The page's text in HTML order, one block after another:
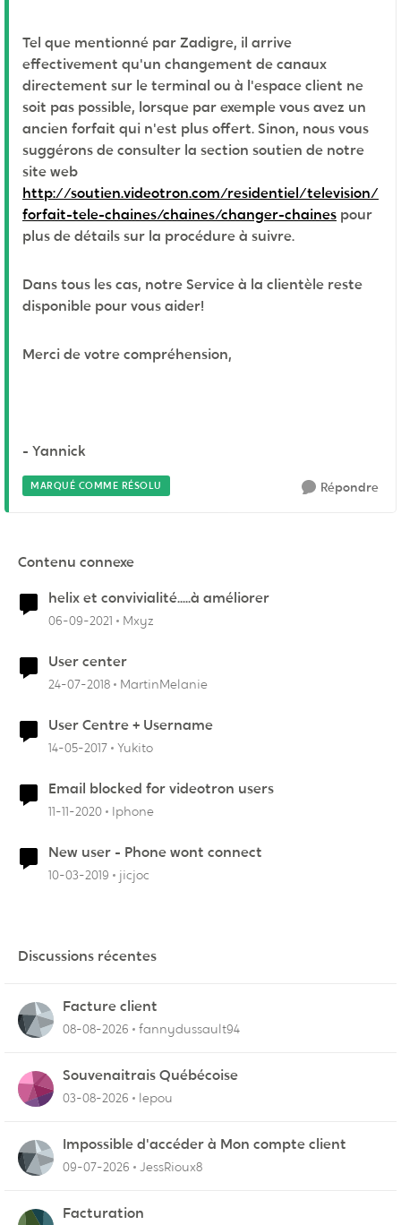
Tel que mentionné par Zadigre, il arrive
effectivement qu'un changement de canaux
directement sur le terminal ou à l'espace client ne
soit pas possible, lorsque par exemple vous avez un
ancien forfait qui n'est plus offert. Sinon, nous vous
suggérons de consulter la section soutien de notre
site web
http://soutien.videotron.com/residentiel/television/
forfait-tele-chaines/chaines/changer-chaines pour
plus de détails sur la procédure à suivre.
Dans tous les cas, notre Service à la clientèle reste
disponible pour vous aider!
Merci de votre compréhension,
- Yannick
MARQUÉ COMME RÉSOLU Répondre
Contenu connexe
helix et convivialité.....à améliorer
06-09-2021 Mxyz
User center
24-07-2018 MartinMelanie
User Centre + Username
14-05-2017 Yukito
Email blocked for videotron users
11-11-2020 Iphone
New user - Phone wont connect
10-03-2019 jicjoc
Discussions récentes
Facture client
08-08-2026 fannydussault94
Souvenaitrais Québécoise
03-08-2026 lepou
Impossible d'accéder à Mon compte client
09-07-2026 JessRioux8
Facturation